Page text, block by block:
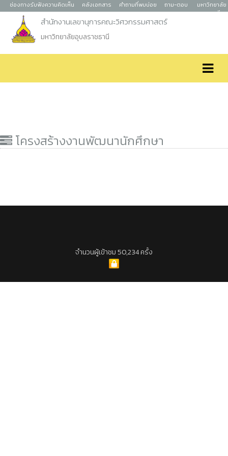
ช่องทางรับฟังความคิดเห็น คลังเอกสาร คำถามที่พบบ่อย ถาม-ตอบ
มหาวิทยาลัย
อุบลราชธานี
สำนักงานเลขานุการคณะวิศวกรรมศาสตร์
มหาวิทยาลัยอุบลราชธานี
โครงสร้างงานพัฒนานักศึกษา
จำนวนผู้เข้าชม 50,234 ครั้ง